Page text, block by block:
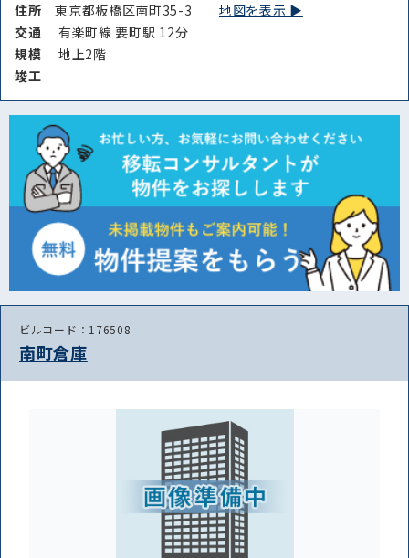
住所東京都板橋区南町35-3 地図を表示 ▶︎
交通
有楽町線 要町駅 12分
規模
地上2階
竣⼯
ビルコード：176508
南町倉庫